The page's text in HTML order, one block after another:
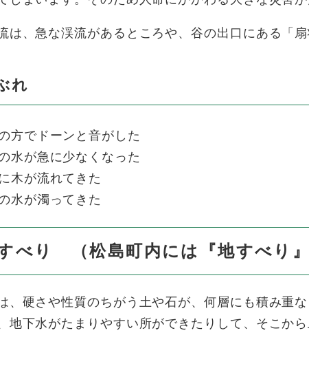
は、急な渓流があるところや、谷の出口にある「
れ
方でドーンと音がした
水が急に少なくなった
木が流れてきた
水が濁ってきた
べり （松島町内には『地すべり
、硬さや性質のちがう土や石が、何層にも積み重
地下水がたまりやすい所ができたりして、そこか